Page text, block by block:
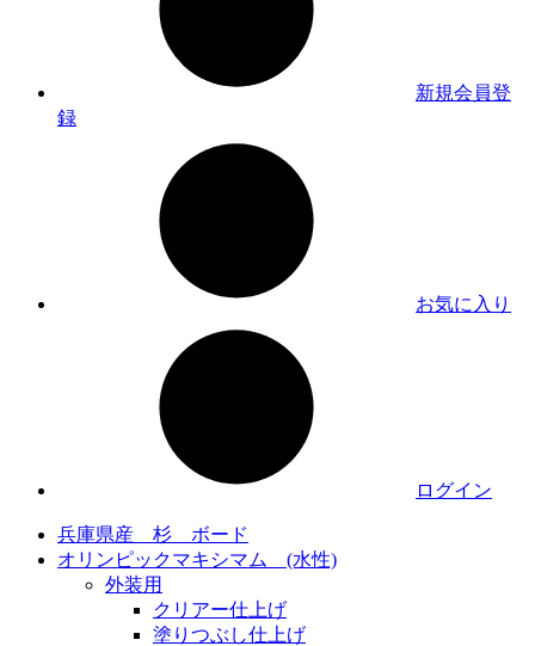
新規会員登
録
お気に入り
ログイン
兵庫県産 杉 ボード
オリンピックマキシマム (水性)
外装用
クリアー仕上げ
塗りつぶし仕上げ